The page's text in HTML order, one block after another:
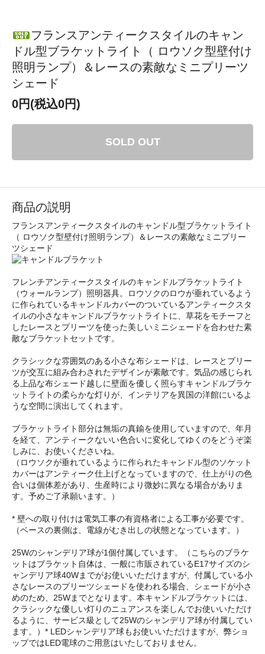
フランスアンティークスタイルのキャン
ドル型ブラケットライト（ ロウソク型壁付け
照明ランプ）＆レースの素敵なミニプリーツ
シェード
0円(税込0円)
SOLD OUT
商品の説明
フランスアンティークスタイルのキャンドル型ブラケットライト
（ ロウソク型壁付け照明ランプ）＆レースの素敵なミニプリー
ツシェード
フレンチアンティークスタイルのキャンドルブラケットライト
（ウォールランプ）照明器具。ロウソクのロウが垂れているよう
に作られているキャンドルカバーのついているアンティークスタ
イルの小さなキャンドルブラケットライトに、草花をモチーフと
したレースとプリーツを使った美しいミニシェードを合わせた素
敵なブラケットセットです。
クラシックな雰囲気のある小さな布シェードは、レースとプリー
ツが交互に組み合わされたデザインが素敵です。気品の感じられ
る上品な布シェード越しに壁面を優しく照らすキャンドルブラケ
ットライトの柔らかな灯りが、インテリアを異国の洋館にいるよ
うな空間に演出してくれます。
ブラケットライト部分は無垢の真鍮を使用していますので、年月
を経て、アンティークないい色合いに変化してゆくのをどうぞ楽
しみに、お使いくださいね。
（ロウソクが垂れているように作られたキャンドル型のソケット
カバーはアンティーク仕上げとなっていますので、仕上がりの色
合いは個体差があり、生産時により微妙に異なる場合がありま
す。予めご了承願います。）
* 壁への取り付けは電気工事の有資格者による工事が必要です。
（ベースの裏側は、電線がむき出しの状態となっています。）
25Wのシャンデリア球が1個付属しています。（こちらのブラケ
ットはブラケット自体は、一般に市販されているE17サイズのシ
ャンデリア球40Wまでがお使いいただけますが、付属している小
さなレースのプリーツシェードを使われる場合、シェードが小さ
めのため、25Wまでとなります。本キャンドルブラケットには、
クラシックな優しい灯りのニュアンスを楽しんでお使いいただけ
るように、サービス級として25Wのシャンデリア球が付属してい
ます。）* LEDシャンデリア球もお使いいただけますが、弊ショ
ップではLED電球のご用意はいたしておりません。